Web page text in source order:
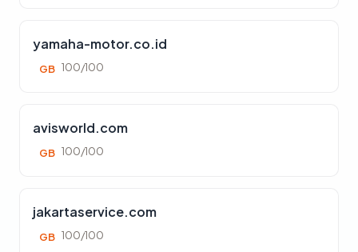
yamaha-motor.co.id
GB 100/100
avisworld.com
GB 100/100
jakartaservice.com
GB 100/100